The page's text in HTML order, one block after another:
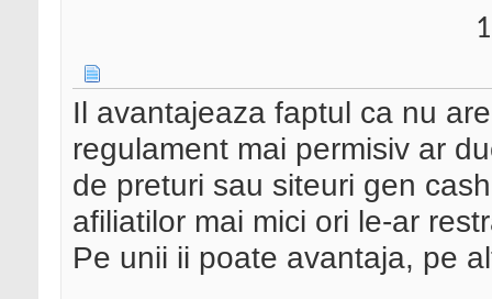
Il avantajeaza faptul ca nu
regulament mai permisiv ar
de preturi sau siteuri gen
afiliatilor mai mici ori le-ar
Pe unii ii poate avantaja, pe